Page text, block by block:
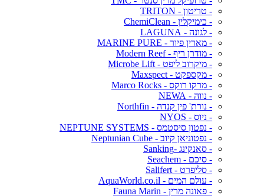
- טריטון - TRITON
- כימיקלין - ChemiClean
- לגונה - LAGUNA
- מארין פיור - MARINE PURE
- מודרן ריף - Modern Reef
- מיקרוב ליפט - Microbe Lift
- מקספקט - Maxspect
- מרקו רוקס - Marco Rocks
- נווה - NEWA
- נורת' פין קנדה - Northfin
- ניוס - NYOS
- נפטון סיסטמס - NEPTUNE SYSTEMS
- נפטוניאן קיוב - Neptunian Cube
- סאנקינג -Sanking
- סיכם - Seachem
- סליפרט - Salifert
- עולם המים - AquaWorld.co.il
- פאונה מרין - Fauna Marin